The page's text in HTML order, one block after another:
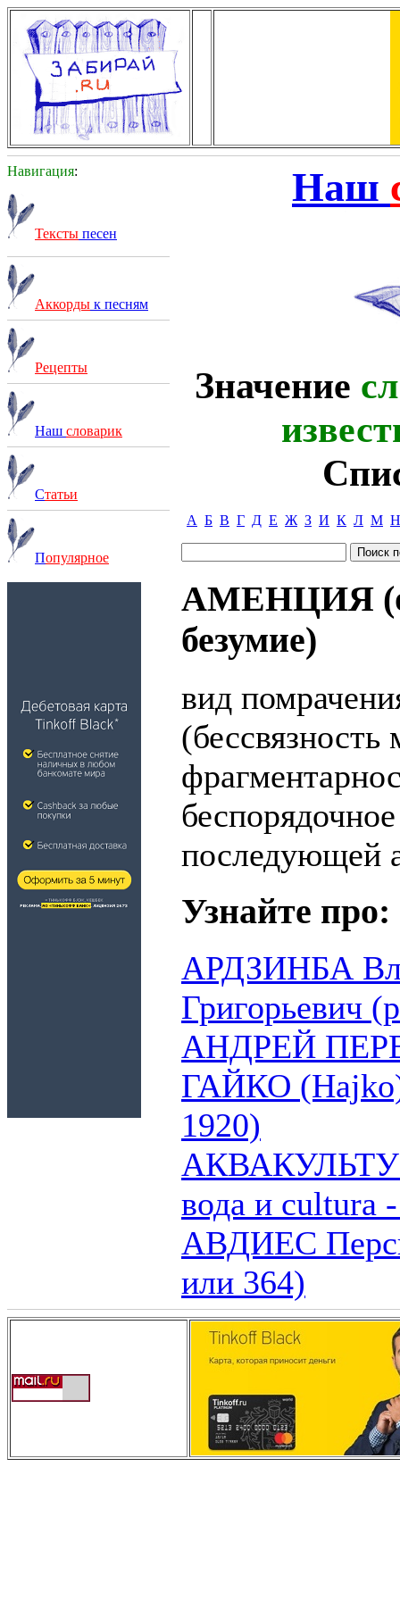
Навигация:
Тексты песен
Аккорды к песням
Рецепты
Наш словарик
Статьи
Популярное
Наш
Значение
А Б В Г Д Е Ж З И К Л М Н
АМЕНЦИЯ
безумие)
вид
последующей
Узнайте про:
АРДЗИНБА
Григорьевич
АНДРЕЙ
ГАЙКО
1920)
вода и cultura
АВДИЕС
или 364)